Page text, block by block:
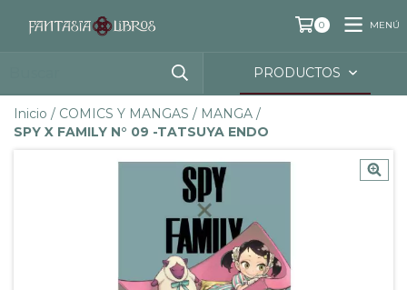
0 MENÚ
PRODUCTOS
Inicio / COMICS Y MANGAS / MANGA /
SPY X FAMILY N° 09 -TATSUYA ENDO